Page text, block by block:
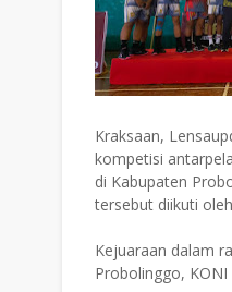
Kraksaan,
kompetisi
di Kabupaten
tersebut diikuti
Kejuaraan dalam
Probolinggo,